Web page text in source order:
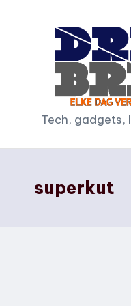
D
r
a
d
Tech, gadgets,
superkut